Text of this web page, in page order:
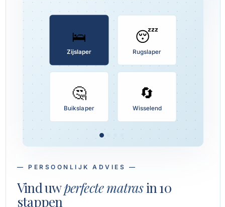
— PERSOONLIJK ADVIES —
Vind uwperfecte matrasin 10
stappen
🛌
Zijslaper
😴
Rugslaper
🤔
Buikslaper
🔄
Wisselend
★★★★★
UwMatras
Comfort Plus
Koudschuim · 140×200
€ 649,-
Binnen budget
Zijslaper-geschikt
Medium hardheid